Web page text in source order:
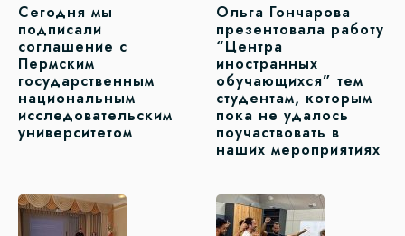
Сегодня мы
подписали
соглашение с
Пермским
государственным
национальным
исследовательским
университетом
Ольга Гончарова
презентовала работу
“Центра
иностранных
обучающихся” тем
студентам, которым
пока не удалось
поучаствовать в
наших мероприятиях